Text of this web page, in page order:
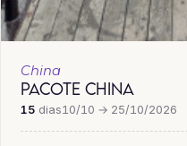
China
PACOTE CHINA
15 dias10/10 → 25/10/2026